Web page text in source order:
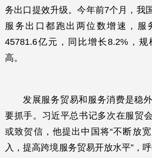
务出口提效升级。今年前7个月，我
服务出口都跑出两位数增速，服
45781.6亿元，同比增长8.2%，
高。
发展服务贸易和服务消费是稳
要抓手。习近平总书记多次在服贸
或致贺信，他提出中国将“不断放
入，提高跨境服务贸易开放水平”，